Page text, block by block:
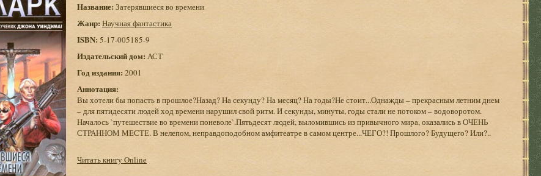
Название: Затерявшиеся во времени
Жанр: Научная фантастика
ISBN: 5-17-005185-9
Издательский дом: АСТ
Год издания: 2001
Аннотация:
Вы хотели бы попасть в прошлое?Назад? На секунду? На месяц? На годы?Не стоит...Однажды – прекрасным летним днем
– для пятидесяти людей ход времени нарушил свой ритм. И секунды, минуты, годы стали не потоком – водоворотом.
Началось `путешествие во времени поневоле`.Пятьдесят людей, выломившись из привычного мира, оказались в ОЧЕНЬ
СТРАННОМ МЕСТЕ. В нелепом, неправдоподобном амфитеатре в самом центре...ЧЕГО?! Прошлого? Будущего? Или?..
Читать книгу Online